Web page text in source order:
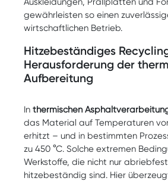
gewährleisten so einen
wirtschaftlichen Betrieb.
Hitzebeständiges
Herausforderung der
Aufbereitung
In thermischen
das Material auf Temperaturen
erhitzt – und in bestimmten
zu 450 °C. Solche extremen
Werkstoffe, die nicht nur
hitzebeständig sind. Hier